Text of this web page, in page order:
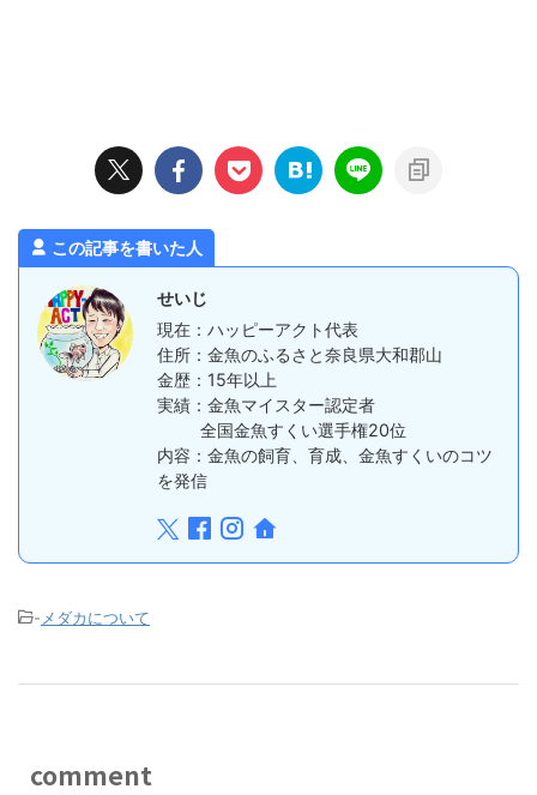
この記事を書いた人
せいじ
現在：ハッピーアクト代表
住所：金魚のふるさと奈良県大和郡山
金歴：15年以上
実績：金魚マイスター認定者
全国金魚すくい選手権20位
内容：金魚の飼育、育成、金魚すくいのコツ
を発信
-メダカについて
comment